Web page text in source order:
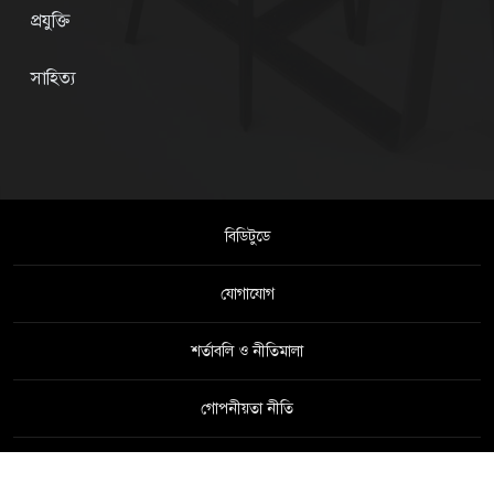
প্রযুক্তি
সাহিত্য
বিডিটুডে
যোগাযোগ
শর্তাবলি ও নীতিমালা
গোপনীয়তা নীতি